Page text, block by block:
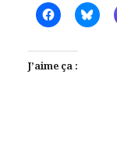
J’aime ça :